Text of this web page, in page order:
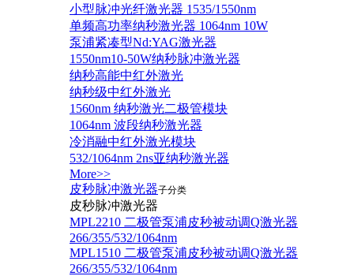
小型脉冲光纤激光器 1535/1550nm
单频高功率纳秒激光器 1064nm 10W
泵浦紧凑型Nd:YAG激光器
1550nm10-50W纳秒脉冲激光器
纳秒高能中红外激光
纳秒级中红外激光
1560nm 纳秒激光二极管模块
1064nm 波段纳秒激光器
冷消融中红外激光模块
532/1064nm 2ns亚纳秒激光器
More>>
皮秒脉冲激光器子分类
皮秒脉冲激光器
​MPL2210 二极管泵浦皮秒被动调Q激光器
266/355/532/1064nm
MPL1510 二极管泵浦皮秒被动调Q激光器
266/355/532/1064nm